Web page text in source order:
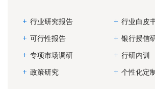
行业研究报告 行业白皮
可行性报告 银行授信
专项市场调研 行研内训
政策研究 个性化定制